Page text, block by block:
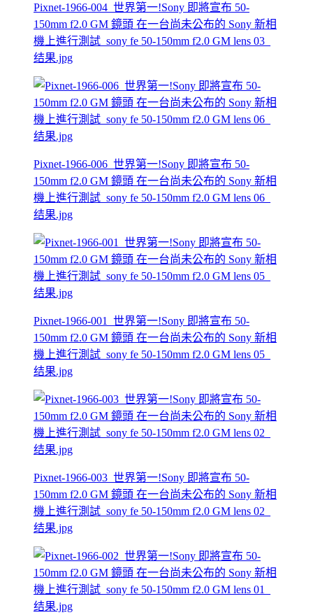
Pixnet-1966-004_世界第一!Sony 即將宣布 50-
150mm f2.0 GM 鏡頭 在一台尚未公布的 Sony 新相
機上進行測試_sony fe 50-150mm f2.0 GM lens 03_
结果.jpg
Pixnet-1966-006_世界第一!Sony 即將宣布 50-
150mm f2.0 GM 鏡頭 在一台尚未公布的 Sony 新相
機上進行測試_sony fe 50-150mm f2.0 GM lens 06_
结果.jpg
Pixnet-1966-001_世界第一!Sony 即將宣布 50-
150mm f2.0 GM 鏡頭 在一台尚未公布的 Sony 新相
機上進行測試_sony fe 50-150mm f2.0 GM lens 05_
结果.jpg
Pixnet-1966-003_世界第一!Sony 即將宣布 50-
150mm f2.0 GM 鏡頭 在一台尚未公布的 Sony 新相
機上進行測試_sony fe 50-150mm f2.0 GM lens 02_
结果.jpg